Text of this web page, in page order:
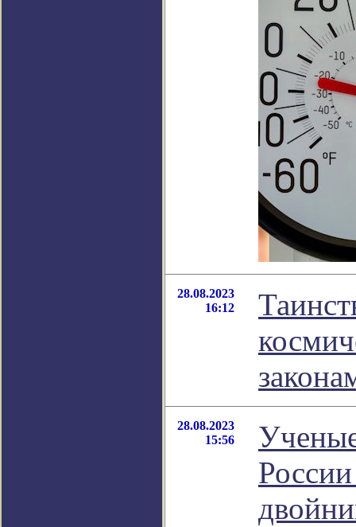
28.08.2023
16:12
28.08.2023
15:56